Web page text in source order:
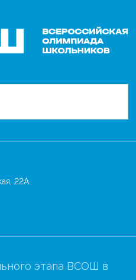
22А
этапа ВСОШ в